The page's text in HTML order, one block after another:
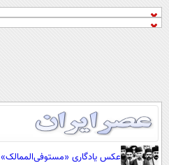
صفحه
عکس یادگاری «مستوفی‌الممالک»